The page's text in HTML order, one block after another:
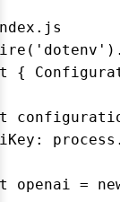
{
openai =